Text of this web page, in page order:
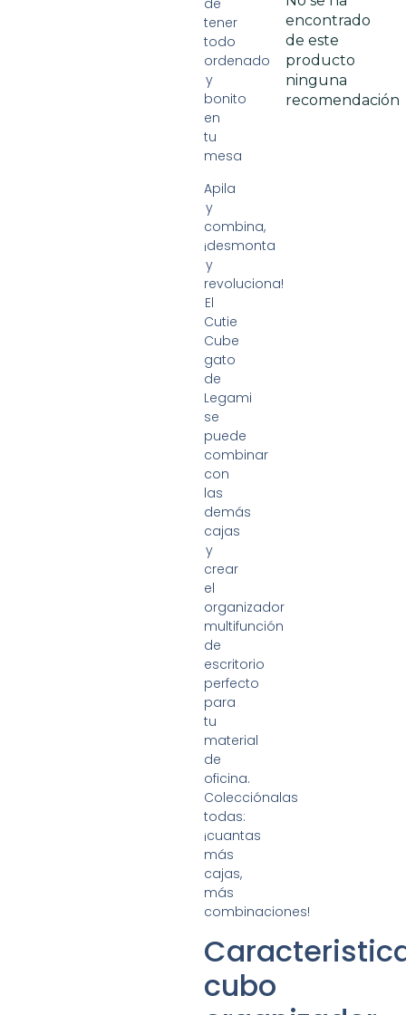
de
tener
todo
ordenado
y
bonito
en
tu
mesa
Apila
y
combina,
¡desmonta
y
revoluciona!
El
Cutie
Cube
gato
de
Legami
se
puede
combinar
con
las
demás
cajas
y
crear
el
organizador
multifunción
de
escritorio
perfecto
para
tu
material
de
oficina.
Colecciónalas
todas:
¡cuantas
más
cajas,
más
combinaciones!
cubo
encontrado
de este
producto
ninguna
recomendación